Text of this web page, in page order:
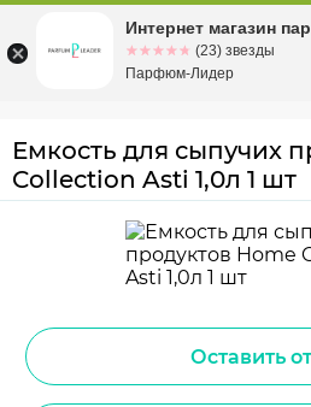
Омскул.
Емкость для сыпучих
Collection Asti 1,0л 1 шт
Оставить
Интернет магазин
☆☆☆☆☆
★★★★★ (23) звезды
Парфюм-Лидер